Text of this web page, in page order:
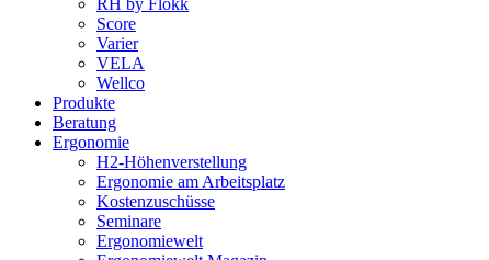
RH by Flokk
Score
Varier
VELA
Wellco
Produkte
Beratung
Ergonomie
H2-Höhenverstellung
Ergonomie am Arbeitsplatz
Kostenzuschüsse
Seminare
Ergonomiewelt